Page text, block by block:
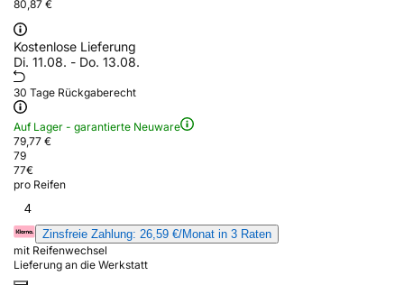
80,87 €
Kostenlose Lieferung
Di. 11.08. - Do. 13.08.
30 Tage Rückgaberecht
Auf Lager - garantierte Neuware
79,77 €
79
77€
pro Reifen
4
Zinsfreie Zahlung: 26,59 €/Monat in 3 Raten
mit Reifenwechsel
Lieferung an die Werkstatt